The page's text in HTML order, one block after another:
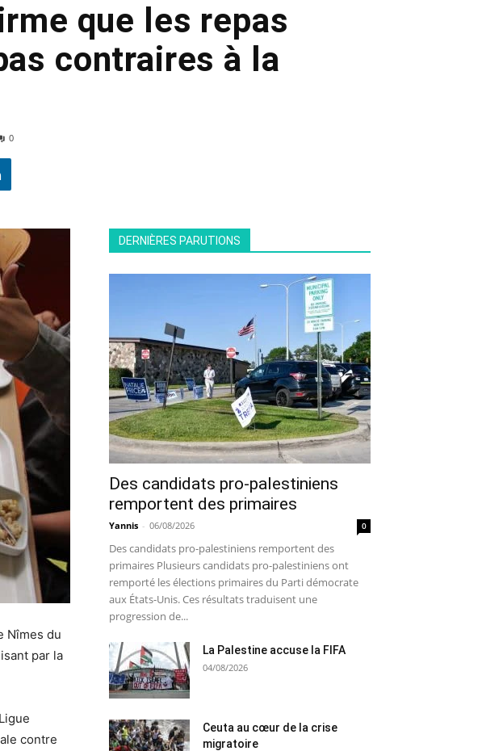
que les repas
contraires à la
0
Nîmes du
par la
contre
DERNIÈRES PARUTIONS
Des candidats pro-palestiniens
remportent des primaires
Yannis - 06/08/2026 0
Des candidats pro-palestiniens remportent des
primaires Plusieurs candidats pro-palestiniens ont
remporté les élections primaires du Parti démocrate
aux États-Unis. Ces résultats traduisent une
progression de...
La Palestine accuse la FIFA
04/08/2026
Ceuta au cœur de la crise
migratoire